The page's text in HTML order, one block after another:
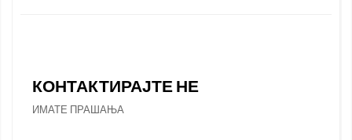
КОНТАКТИРАЈТЕ НЕ
ИМАТЕ ПРАШАЊА